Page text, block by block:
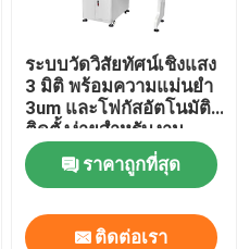
ระบบวัดวิสัยทัศน์เชิงแสง
3 มิติ พร้อมความแม่นยำ
3um และโฟกัสอัตโนมัติ
ติดตั้งง่ายสำหรับงาน
อิเล็กทรอนิกส์
ราคาถูกที่สุด
ติดต่อเรา